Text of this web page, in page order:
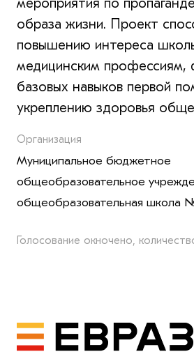
образа жизни. Проект
повышению интереса
медицинским
базовых навыков первой
укреплению здоровья
Организация
Муниципальное бюджетное
общеобразовательное
общеобразовательная школа
Голосование окночено,